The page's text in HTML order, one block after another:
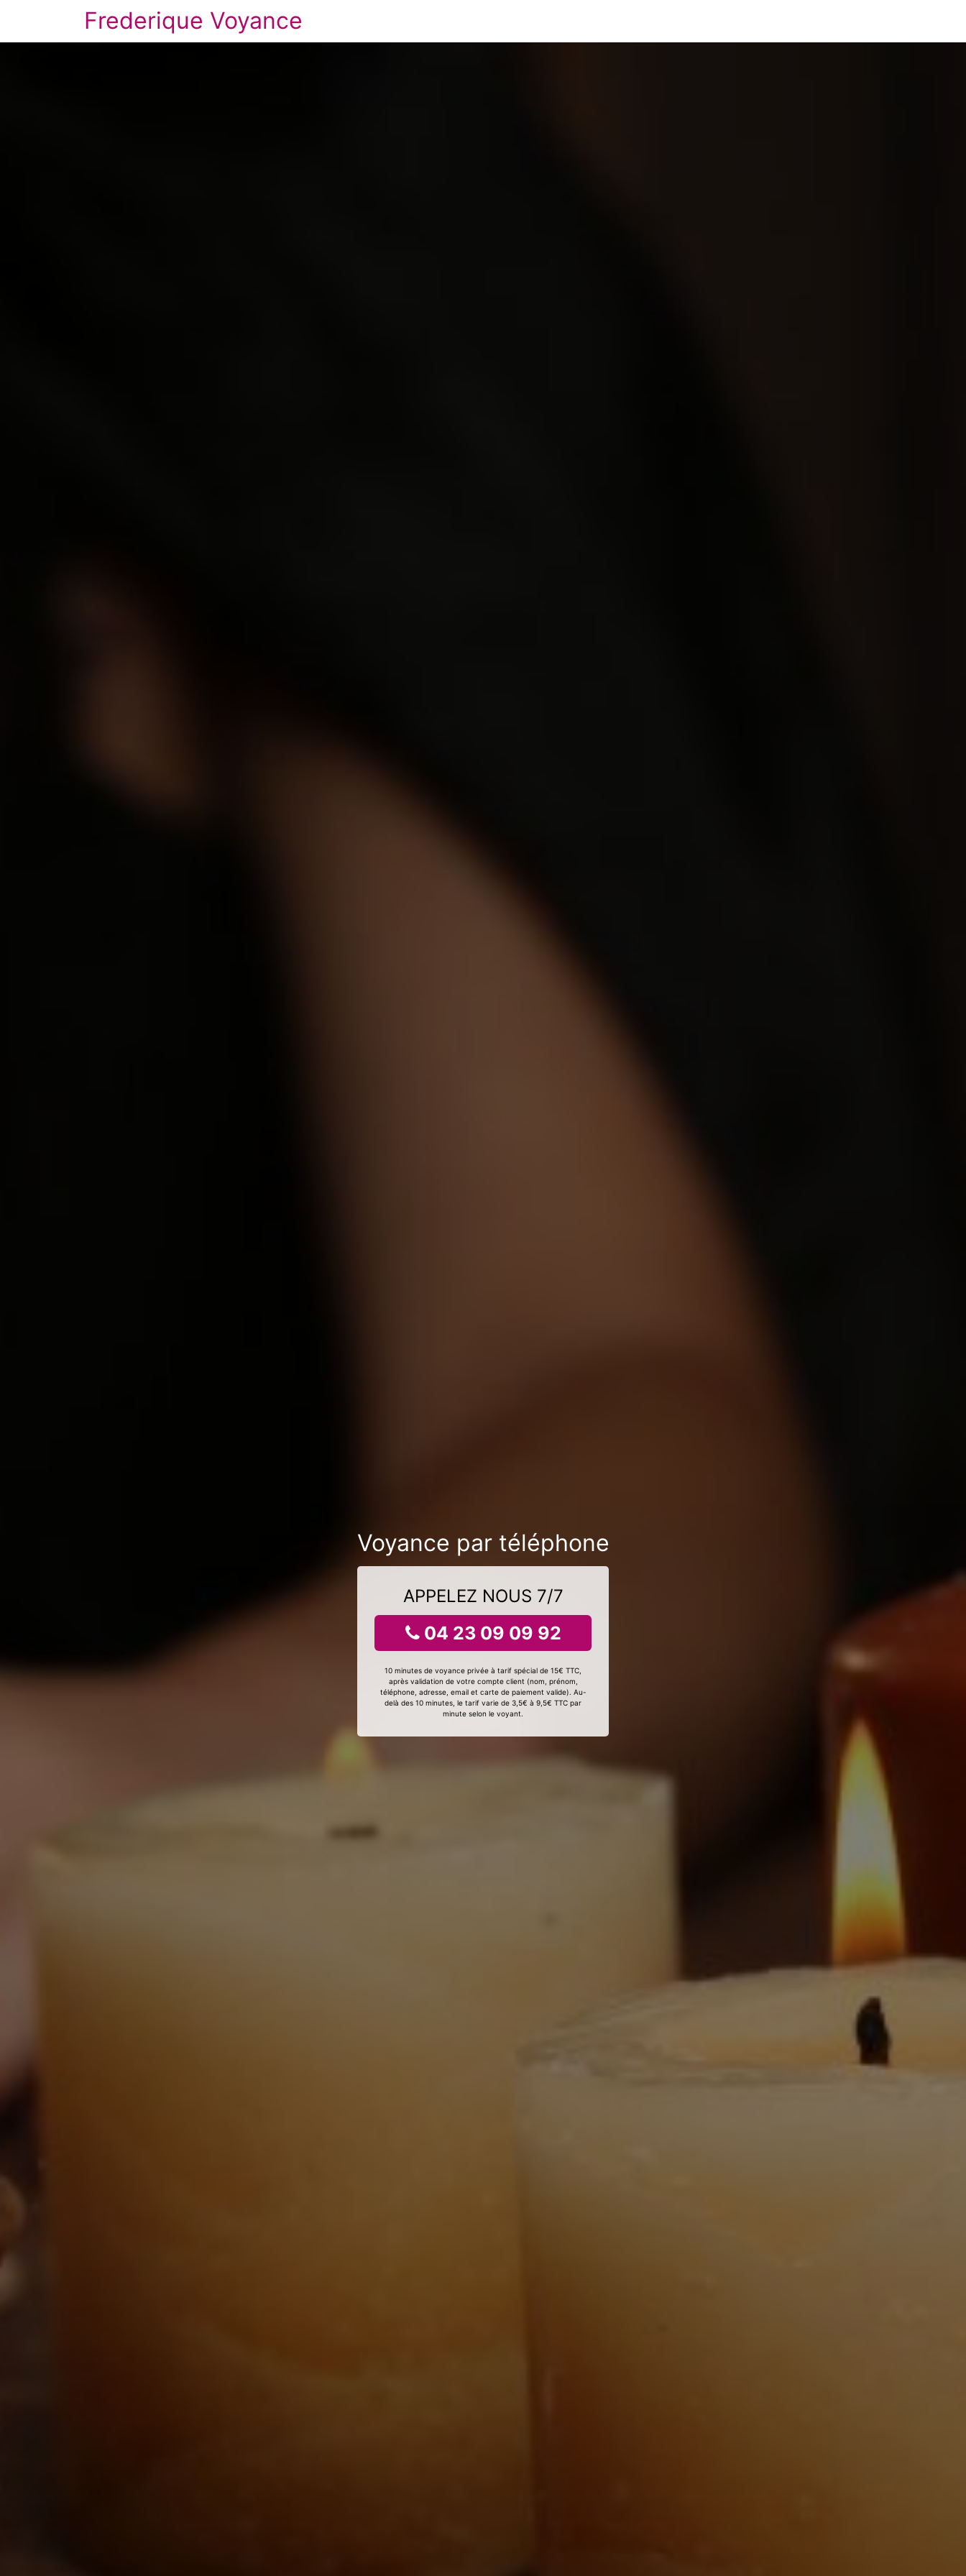
Frederique Voyance
Voyance par téléphone
APPELEZ NOUS 7/7
04 23 09 09 92
10 minutes de voyance privée à tarif spécial de 15€ TTC,
après validation de votre compte client (nom, prénom,
téléphone, adresse, email et carte de paiement valide). Au-
delà des 10 minutes, le tarif varie de 3,5€ à 9,5€ TTC par
minute selon le voyant.